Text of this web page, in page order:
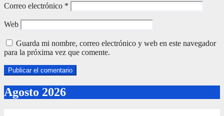
Correo electrónico *
Web
Guarda mi nombre, correo electrónico y web en este navegador
para la próxima vez que comente.
Agosto 2026